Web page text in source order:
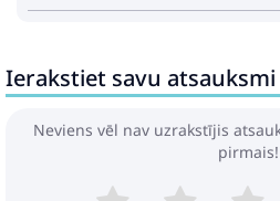
DipDap
MSA-2 Blue
Ierakstiet savu atsauksmi
Neviens vēl nav uzrakstījis
pirmais!